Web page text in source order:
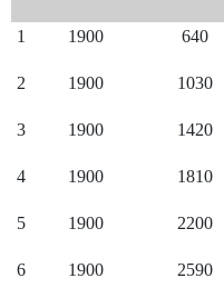
1 1900 640
2 1900 1030
3 1900 1420
4 1900 1810
5 1900 2200
6 1900 2590